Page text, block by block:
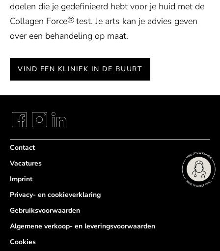
doelen die je gedefinieerd hebt voor je huid met de
Collagen Force®test. Je arts kan je advies geven
over een behandeling op maat.
VIND EEN KLINIEK IN DE BUURT
Contact
Vacatures
Imprint
Privacy- en cookieverklaring
Gebruiksvoorwaarden
Algemene verkoop- en leveringsvoorwaarden
Cookies